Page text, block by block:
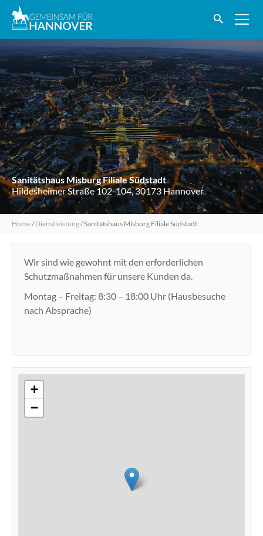
Sanitätshaus Misburg Filiale Südstadt
Hildesheimer Straße 102-104, 30173 Hannover
Home/Dienstleistung/Sanitätshaus Misburg Filiale Südstadt
Wir sind wie gewohnt mit den erforderlichen
Schutzmaßnahmen für unsere Kunden da.
Montag – Freitag: 8:30 – 18:00 Uhr (Hausbesuche
nach Absprache)
+
−